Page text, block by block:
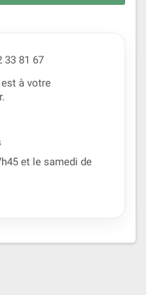
33 81 67
à votre
et le samedi de